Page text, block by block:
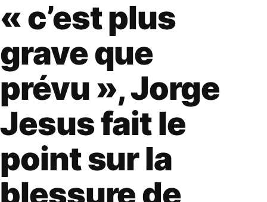
« c’est plus
grave que
prévu », Jorge
Jesus fait le
point sur la
blessure de